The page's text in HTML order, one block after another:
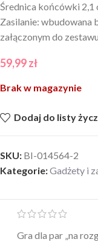
Średnica końcówki 2,1
Zasilanie: wbudowana
załączonym do zestawu
59,99zł
Brak w magazynie
Dodaj do listy
SKU: BI-014564-2
Kategorie:Gadżety i
Mini masażer jest…